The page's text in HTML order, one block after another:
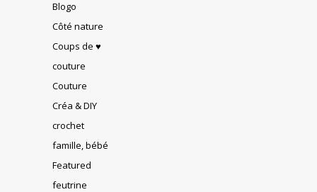
Blogo
Côté nature
Coups de ♥
couture
Couture
Créa & DIY
crochet
famille, bébé
Featured
feutrine